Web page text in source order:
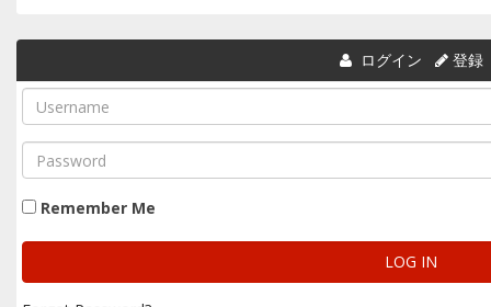
ログイン 登録
Remember Me